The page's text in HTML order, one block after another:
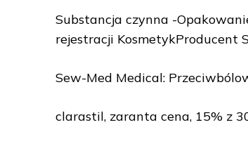
Substancja czynna -
rejestracji KosmetykProducent
Sew-Med Medical:
clarastil, zaranta cena, 15% z